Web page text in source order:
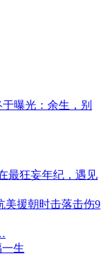
曝光：余生，别
最狂妄年纪，遇见
美援朝时击落击伤9
生